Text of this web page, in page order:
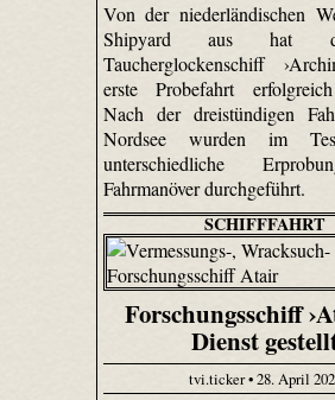
Von der niederländischen
Shipyard aus hat
Taucherglockenschiff
erste Probefahrt
Nach der dreistündigen
Nordsee wurden im
unterschiedliche
Fahrmanöver durchgeführt.
SCHIFFFAHRT
Forschungsschiff
Dienst
tvi.ticker • 28. April